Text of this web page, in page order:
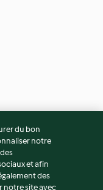
du bon
notre
et afin
des
notre site avec